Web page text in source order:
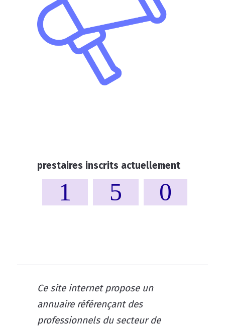
prestaires inscrits actuellement
1 5 0
Ce site internet propose un
annuaire référençant des
professionnels du secteur de